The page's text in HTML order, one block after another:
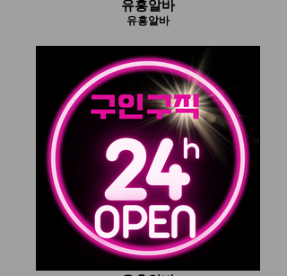
유흥알바
유흥알바